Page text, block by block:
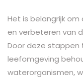
Het is belangrijk
en verbeteren van
Door deze stappen
leefomgeving
waterorganismen,